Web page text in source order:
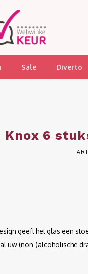
Sale Diverto
Knox 6
geeft het glas een
uw (non-)alcoholische